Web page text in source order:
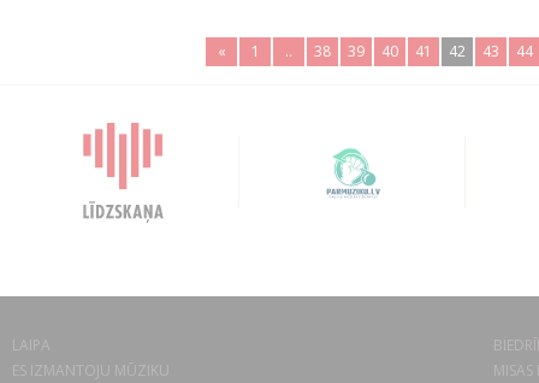
« 1 .. 38 39 40 41 42 43 44
LAIPA
ES IZMANTOJU MŪZIKU